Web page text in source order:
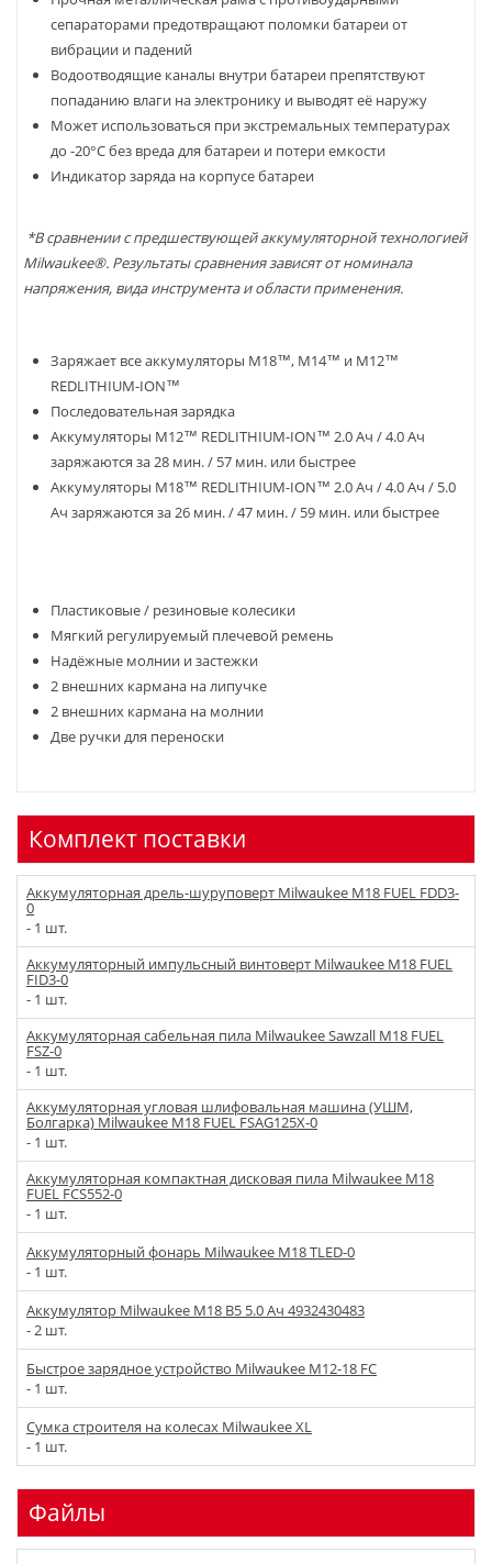
сепараторами предотвращают поломки батареи от
вибрации и падений
Водоотводящие каналы внутри батареи препятствуют
попаданию влаги на электронику и выводят её наружу
Может использоваться при экстремальных температурах
до -20°С без вреда для батареи и потери емкости
Индикатор заряда на корпусе батареи
*В сравнении с предшествующей аккумуляторной технологией
Milwaukee®. Результаты сравнения зависят от номинала
напряжения, вида инструмента и области применения.
Заряжает все аккумуляторы М18™, М14™ и М12™
REDLITHIUM-ION™
Последовательная зарядка
Аккумуляторы М12™ REDLITHIUM-ION™ 2.0 Ач / 4.0 Ач
заряжаются за 28 мин. / 57 мин. или быстрее
Аккумуляторы М18™ REDLITHIUM-ION™ 2.0 Ач / 4.0 Ач / 5.0
Ач заряжаются за 26 мин. / 47 мин. / 59 мин. или быстрее
Пластиковые / резиновые колесики
Мягкий регулируемый плечевой ремень
Надёжные молнии и застежки
2 внешних кармана на липучке
2 внешних кармана на молнии
Две ручки для переноски
Комплект поставки
Аккумуляторная дрель-шуруповерт Milwaukee M18 FUEL FDD3-
0
- 1 шт.
Аккумуляторный импульсный винтоверт Milwaukee M18 FUEL
FID3-0
- 1 шт.
Аккумуляторная сабельная пила Milwaukee Sawzall M18 FUEL
FSZ-0
- 1 шт.
Аккумуляторная угловая шлифовальная машина (УШМ,
Болгарка) Milwaukee M18 FUEL FSAG125X-0
- 1 шт.
Аккумуляторная компактная дисковая пила Milwaukee M18
FUEL FCS552-0
- 1 шт.
Аккумуляторный фонарь Milwaukee M18 TLED-0
- 1 шт.
Аккумулятор Milwaukee M18 B5 5.0 Ач 4932430483
- 2 шт.
Быстрое зарядное устройство Milwaukee M12-18 FC
- 1 шт.
Сумка строителя на колесах Milwaukee XL
- 1 шт.
Файлы